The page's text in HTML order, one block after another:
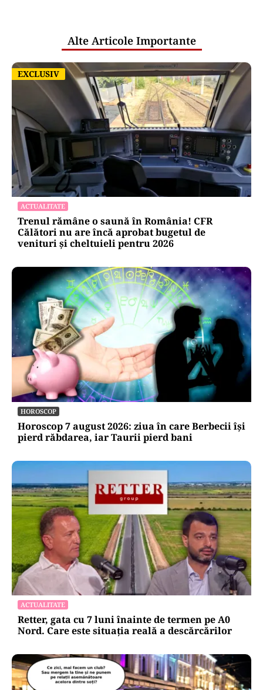
Alte Articole Importante
EXCLUSIV
EXCLUSIV
ACTUALITATE
Trenul rămâne o saună în România! CFR
Călători nu are încă aprobat bugetul de
venituri și cheltuieli pentru 2026
HOROSCOP
Horoscop 7 august 2026: ziua în care Berbecii își
pierd răbdarea, iar Taurii pierd bani
ACTUALITATE
Retter, gata cu 7 luni înainte de termen pe A0
Nord. Care este situația reală a descărcărilor